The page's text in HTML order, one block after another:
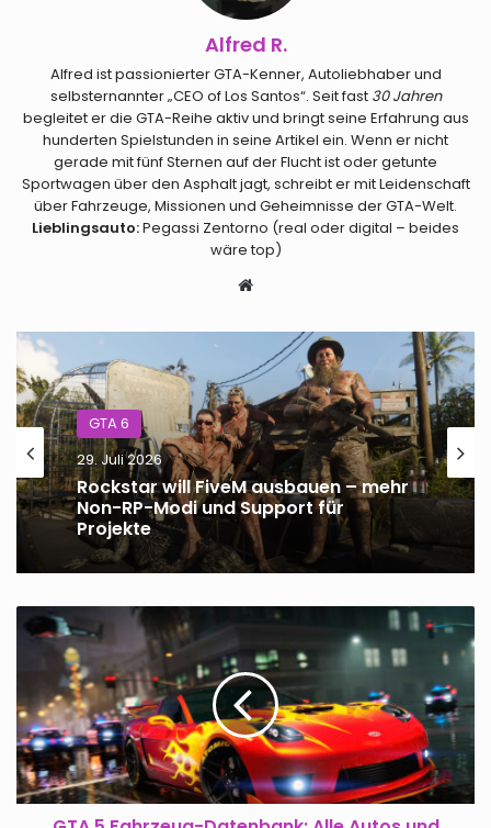
Alfred R.
Alfred ist passionierter GTA-Kenner, Autoliebhaber und
selbsternannter „CEO of Los Santos“. Seit fast 30 Jahren
begleitet er die GTA-Reihe aktiv und bringt seine Erfahrung aus
hunderten Spielstunden in seine Artikel ein. Wenn er nicht
gerade mit fünf Sternen auf der Flucht ist oder getunte
Sportwagen über den Asphalt jagt, schreibt er mit Leidenschaft
über Fahrzeuge, Missionen und Geheimnisse der GTA-Welt.
Lieblingsauto:Pegassi Zentorno (real oder digital – beides
wäre top)
GTA 6
29. Juli 2026
Rockstar will FiveM ausbauen – mehr
Non-RP-Modi und Support für
Projekte
GTA
Fahrzeug-
Datenbank:
Alle
Autos
und
Fahrzeuge